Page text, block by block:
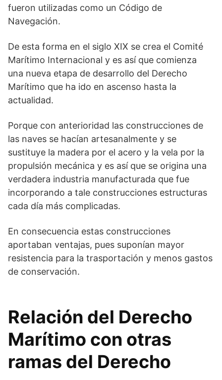
fueron utilizadas como un Código de
Navegación.
De esta forma en el siglo XIX se crea el Comité
Marítimo Internacional y es así que comienza
una nueva etapa de desarrollo del Derecho
Marítimo que ha ido en ascenso hasta la
actualidad.
Porque con anterioridad las construcciones de
las naves se hacían artesanalmente y se
sustituye la madera por el acero y la vela por la
propulsión mecánica y es así que se origina una
verdadera industria manufacturada que fue
incorporando a tale construcciones estructuras
cada día más complicadas.
En consecuencia estas construcciones
aportaban ventajas, pues suponían mayor
resistencia para la trasportación y menos gastos
de conservación.
Relación del Derecho
Marítimo con otras
ramas del Derecho